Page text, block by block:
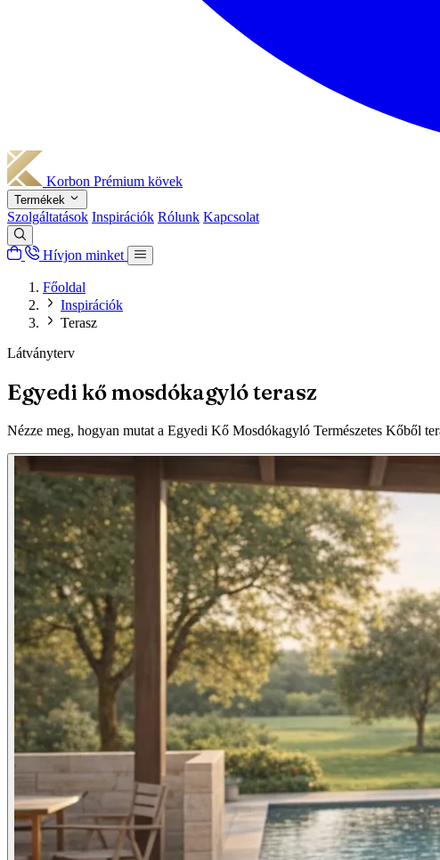
Korbon Prémium kövek
Termékek
Szolgáltatások Inspirációk Rólunk Kapcsolat
Hívjon minket
Főoldal
Inspirációk
Terasz
Látványterv
Egyedi kő mosdókagyló terasz
Nézze meg, hogyan mutat a Egyedi Kő Mosdókagyló Természetes Kőből